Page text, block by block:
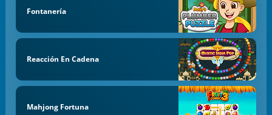
Fontanería
Reacción En Cadena
Mahjong Fortuna